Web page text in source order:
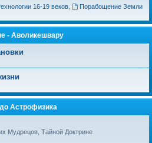
16-19 веков,
Порабощение Земли
- Аволикешвару
Астрофизика
Мудрецов, Тайной Доктрине